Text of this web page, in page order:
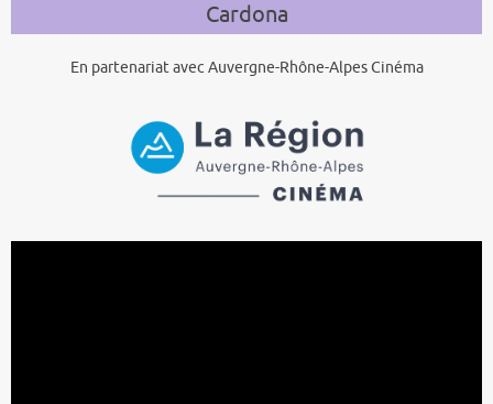
Cardona
En partenariat avec Auvergne-Rhône-Alpes Cinéma